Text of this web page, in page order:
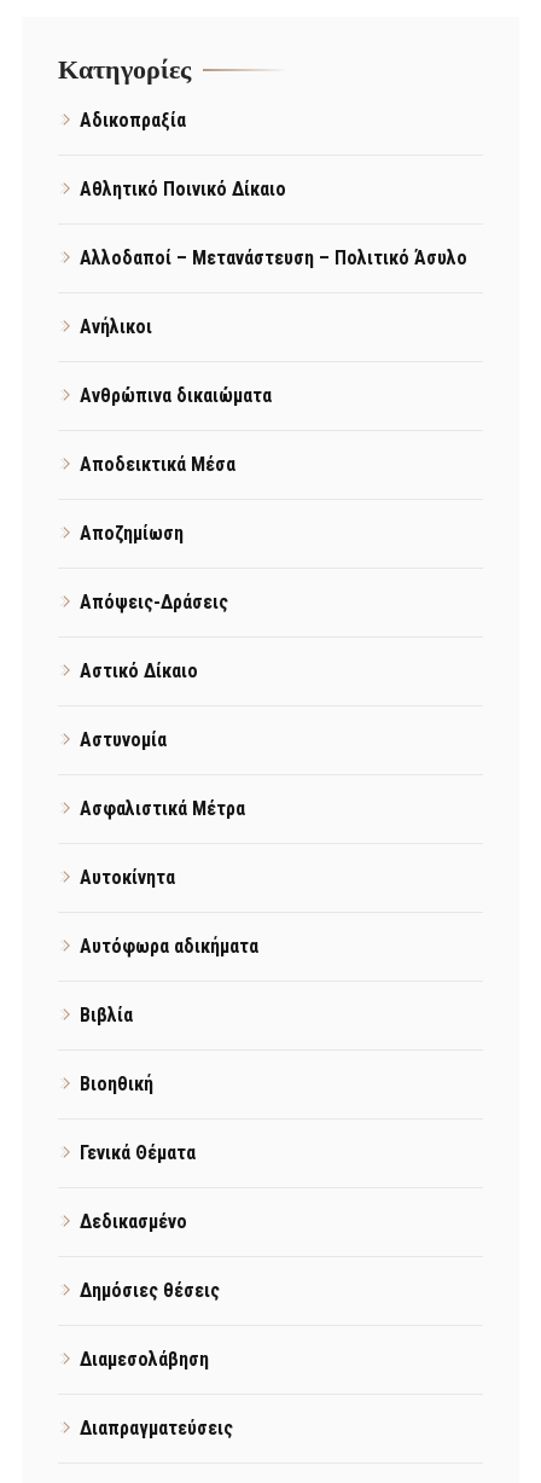
Kατηγορίες
Αδικοπραξία
Αθλητικό Ποινικό Δίκαιο
Αλλοδαποί – Μετανάστευση – Πολιτικό Άσυλο
Ανήλικοι
Ανθρώπινα δικαιώματα
Αποδεικτικά Μέσα
Αποζημίωση
Απόψεις-Δράσεις
Αστικό Δίκαιο
Αστυνομία
Ασφαλιστικά Μέτρα
Αυτοκίνητα
Αυτόφωρα αδικήματα
Βιβλία
Βιοηθική
Γενικά Θέματα
Δεδικασμένο
Δημόσιες θέσεις
Διαμεσολάβηση
Διαπραγματεύσεις